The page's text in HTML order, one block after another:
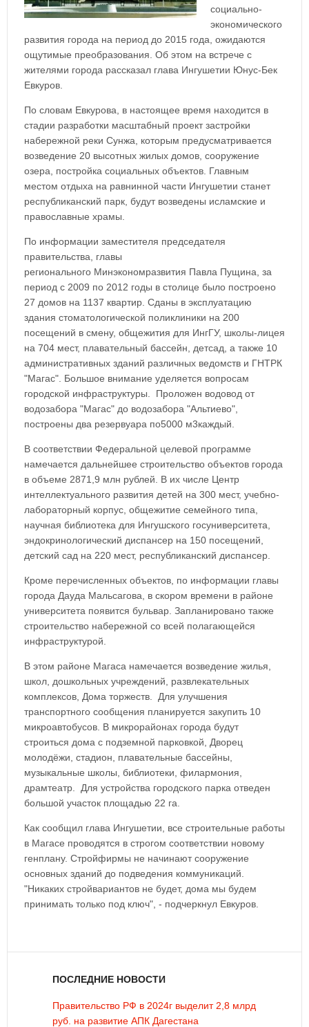
социально-
экономического
развития города на период до 2015 года, ожидаются
ощутимые преобразования. Об этом на встрече с
жителями города рассказал глава Ингушетии Юнус-Бек
Евкуров.
По словам Евкурова, в настоящее время находится в
стадии разработки масштабный проект застройки
набережной реки Сунжа, которым предусматривается
возведение 20 высотных жилых домов, сооружение
озера, постройка социальных объектов. Главным
местом отдыха на равнинной части Ингушетии станет
республиканский парк, будут возведены исламские и
православные храмы.
По информации заместителя председателя
правительства, главы
регионального Минэкономразвития Павла Пущина, за
период с 2009 по 2012 годы в столице было построено
27 домов на 1137 квартир. Сданы в эксплуатацию
здания стоматологической поликлиники на 200
посещений в смену, общежития для ИнгГУ, школы-лицея
на 704 мест, плавательный бассейн, детсад, а также 10
административных зданий различных ведомств и ГНТРК
"Магас". Большое внимание уделяется вопросам
городской инфраструктуры. Проложен водовод от
водозабора "Магас" до водозабора "Альтиево",
построены два резервуара по5000 м3каждый.
В соответствии Федеральной целевой программе
намечается дальнейшее строительство объектов города
в объеме 2871,9 млн рублей. В их числе Центр
интеллектуального развития детей на 300 мест, учебно-
лабораторный корпус, общежитие семейного типа,
научная библиотека для Ингушского госуниверситета,
эндокринологический диспансер на 150 посещений,
детский сад на 220 мест, республиканский диспансер.
Кроме перечисленных объектов, по информации главы
города Дауда Мальсагова, в скором времени в районе
университета появится бульвар. Запланировано также
строительство набережной со всей полагающейся
инфраструктурой.
В этом районе Магаса намечается возведение жилья,
школ, дошкольных учреждений, развлекательных
комплексов, Дома торжеств. Для улучшения
транспортного сообщения планируется закупить 10
микроавтобусов. В микрорайонах города будут
строиться дома с подземной парковкой, Дворец
молодёжи, стадион, плавательные бассейны,
музыкальные школы, библиотеки, филармония,
драмтеатр. Для устройства городского парка отведен
большой участок площадью 22 га.
Как сообщил глава Ингушетии, все строительные работы
в Магасе проводятся в строгом соответствии новому
генплану. Стройфирмы не начинают сооружение
основных зданий до подведения коммуникаций.
"Никаких стройвариантов не будет, дома мы будем
принимать только под ключ", - подчеркнул Евкуров.
ПОСЛЕДНИЕ НОВОСТИ
Правительство РФ в 2024г выделит 2,8 млрд
руб. на развитие АПК Дагестана